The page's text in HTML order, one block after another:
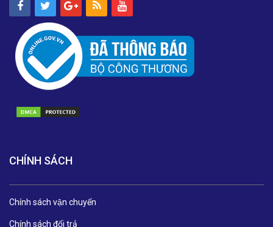
CHÍNH SÁCH
Chính sách vận chuyển
Chính sách đổi trả